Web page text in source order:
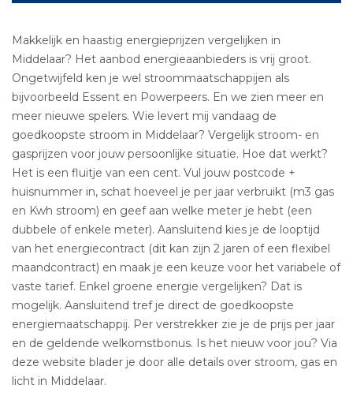
Makkelijk en haastig energieprijzen vergelijken in
Middelaar? Het aanbod energieaanbieders is vrij groot.
Ongetwijfeld ken je wel stroommaatschappijen als
bijvoorbeeld Essent en Powerpeers. En we zien meer en
meer nieuwe spelers. Wie levert mij vandaag de
goedkoopste stroom in Middelaar? Vergelijk stroom- en
gasprijzen voor jouw persoonlijke situatie. Hoe dat werkt?
Het is een fluitje van een cent. Vul jouw postcode +
huisnummer in, schat hoeveel je per jaar verbruikt (m3 gas
en Kwh stroom) en geef aan welke meter je hebt (een
dubbele of enkele meter). Aansluitend kies je de looptijd
van het energiecontract (dit kan zijn 2 jaren of een flexibel
maandcontract) en maak je een keuze voor het variabele of
vaste tarief. Enkel groene energie vergelijken? Dat is
mogelijk. Aansluitend tref je direct de goedkoopste
energiemaatschappij. Per verstrekker zie je de prijs per jaar
en de geldende welkomstbonus. Is het nieuw voor jou? Via
deze website blader je door alle details over stroom, gas en
licht in Middelaar.